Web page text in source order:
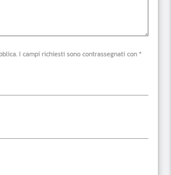
I campi richiesti sono contrassegnati con *